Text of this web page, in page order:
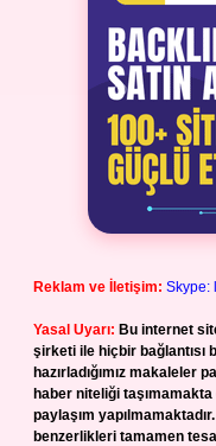
Reklam ve İletişim: Skype:
Yasal Uyarı: Bu internet
şirketi ile hiçbir bağlantısı
hazırladığımız makaleler
haber niteliği
paylaşım
benzerlikleri tamamen